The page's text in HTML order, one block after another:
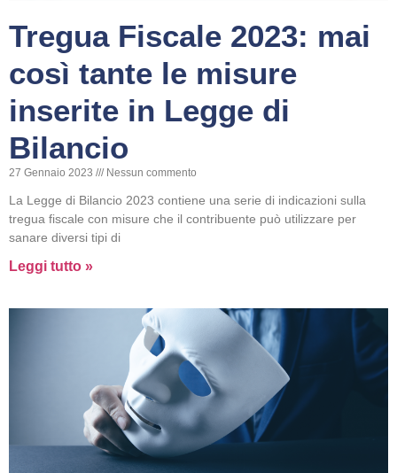
Tregua Fiscale 2023: mai
così tante le misure
inserite in Legge di
Bilancio
27 Gennaio 2023 Nessun commento
La Legge di Bilancio 2023 contiene una serie di indicazioni sulla
tregua fiscale con misure che il contribuente può utilizzare per
sanare diversi tipi di
Leggi tutto »